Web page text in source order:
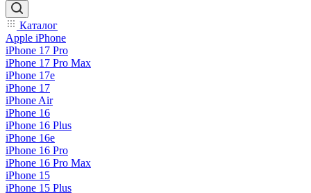
Каталог
Apple iPhone
iPhone 17 Pro
iPhone 17 Pro Max
iPhone 17e
iPhone 17
iPhone Air
iPhone 16
iPhone 16 Plus
iPhone 16e
iPhone 16 Pro
iPhone 16 Pro Max
iPhone 15
iPhone 15 Plus